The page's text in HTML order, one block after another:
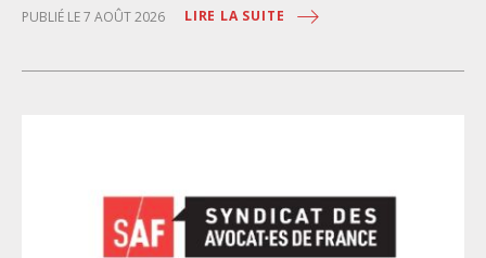
préfecture de police de Paris. Près d’ici mais loin des
en évidence des violations graves des droits les plus
élémentaires. Saisi par le SAF Paris et la LDH, avec
PUBLIÉ LE 7 AOÛT 2026 LIRE LA SUITE